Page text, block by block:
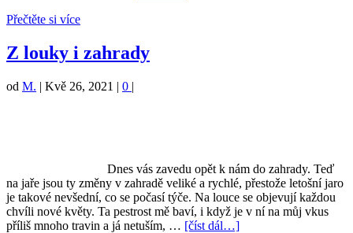
Přečtěte si více
Z louky i zahrady
od M. | Kvě 26, 2021 | 0 |
Dnes vás zavedu opět k nám do zahrady. Teď
na jaře jsou ty změny v zahradě veliké a rychlé, přestože letošní jaro
je takové nevšední, co se počasí týče. Na louce se objevují každou
chvíli nové květy. Ta pestrost mě baví, i když je v ní na můj vkus
příliš mnoho travin a já netuším, … [číst dál…]